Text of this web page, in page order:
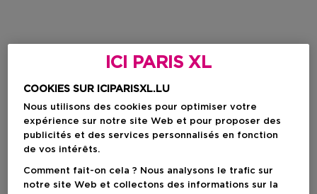
ICI PARIS XL
COOKIES SUR ICIPARISXL.LU
Nous utilisons des cookies pour optimiser votre
expérience sur notre site Web et pour proposer des
publicités et des services personnalisés en fonction
de vos intérêts.
Comment fait-on cela ? Nous analysons le trafic sur
notre site Web et collectons des informations sur la